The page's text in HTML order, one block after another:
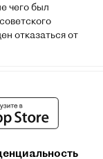
чего был
отказаться от